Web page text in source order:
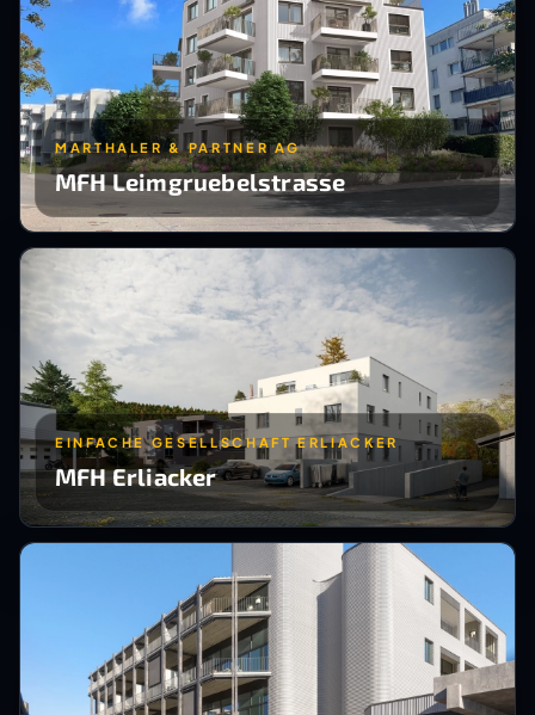
MARTHALER & PARTNER AG
MFH Leimgruebelstrasse
EINFACHE GESELLSCHAFT ERLIACKER
MFH Erliacker